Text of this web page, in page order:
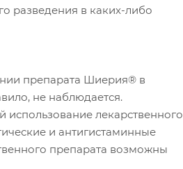
разведения в каких-либо
препарата Шиерия® в
не наблюдается.
использование лекарственного
и антигистаминные
препарата возможны